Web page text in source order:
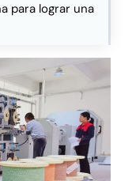
para lograr una